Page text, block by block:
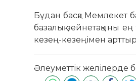
Бұдан басқа
базалық зейнетақыны
кезең-кезеңімен
Әлеуметтік желілерде